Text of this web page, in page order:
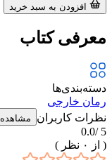
افزودن به سبد خرید
معرفی کتاب
دسته‌بندی‌ها
رمان خارجی
نظرات کاربران
مشاهده
5 /
0.0
( از
۰ نظر )